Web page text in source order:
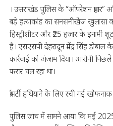
। उत्तराखंड पुलिस के “ऑपरेशन
बड़े हत्याकांड का सनसनीखेज खुलासा
हिस्ट्रीशीटर और ₹25 हजार के इनामी
है। एसएसपी देहरादून प्रमेंद्र सिंह
कार्रवाई को अंजाम दिया। आरोपी
फरार चल रहा था।
प्रॉपर्टी हथियाने के लिए रची गई
पुलिस जांच में सामने आया कि मई